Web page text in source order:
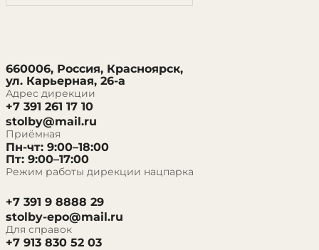
660006, Россия, Красноярск,
ул. Карьерная, 26-а
Адрес дирекции
+7 391 261 17 10
stolby@mail.ru
Приёмная
Пн-чт: 9:00–18:00
Пт: 9:00–17:00
Режим работы дирекции нацпарка
+7 391 9 8888 29
stolby-epo@mail.ru
Для справок
+7 913 830 52 03